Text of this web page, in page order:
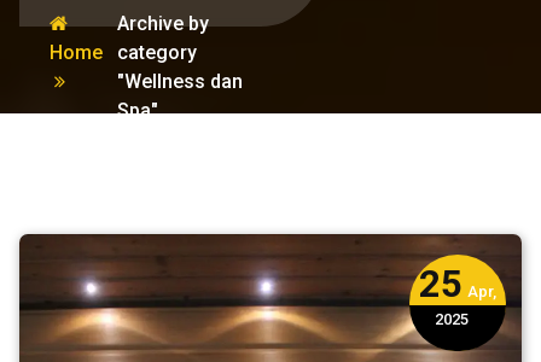
Home
Archive by
category
"Wellness dan
Spa"
25 Apr,
2025